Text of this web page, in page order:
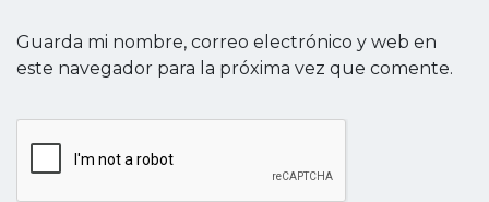
Guarda mi nombre, correo electrónico y web en
este navegador para la próxima vez que comente.